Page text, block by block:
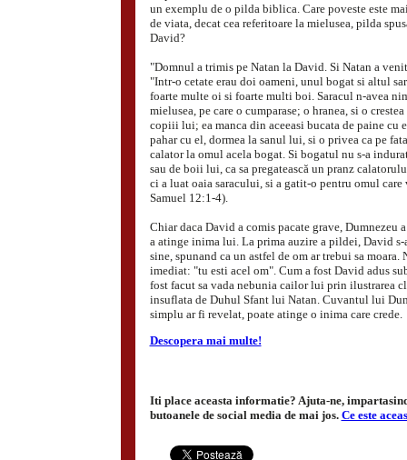
un exemplu de o pilda biblica. Care poveste este
de viata, decat cea referitoare la mielusea, pilda
David?
"Domnul a trimis pe Natan la David. Si Natan a
"Intr-o cetate erau doi oameni, unul bogat si altul
foarte multe oi si foarte multi boi. Saracul n-avea
mielusea, pe care o cumparase; o hranea, si o
copiii lui; ea manca din aceeasi bucata de paine cu
pahar cu el, dormea la sanul lui, si o privea ca pe
calator la omul acela bogat. Si bogatul nu s-a
sau de boii lui, ca sa pregatească un pranz
ci a luat oaia saracului, si a gatit-o pentru omul care
Samuel 12:1-4).
Chiar daca David a comis pacate grave, Dumnezeu
a atinge inima lui. La prima auzire a pildei, David s-
sine, spunand ca un astfel de om ar trebui sa moara.
imediat: "tu esti acel om". Cum a fost David adus
fost facut sa vada nebunia cailor lui prin ilustrarea
insuflata de Duhul Sfant lui Natan. Cuvantul lui
simplu ar fi revelat, poate atinge o inima care crede.
Descopera mai multe!
Iti place aceasta informatie? Ajuta-ne,
butoanele de social media de mai jos. Ce este